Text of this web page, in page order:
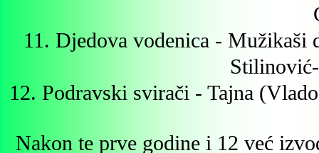
11. Djedova vodenica - Mužikaši
12. Podravski svirači - Tajna
Nakon te prve godine i 12 već